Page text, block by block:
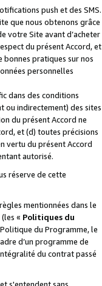
push et des SMS.
que nous obtenons grâce
votre Site avant d’acheter
du présent Accord, et
pratiques sur nos
personnelles
dans des conditions
ou indirectement) des sites
du présent Accord ne
et (d) toutes précisions
vertu du présent Accord
autorisé.
réserve de cette
mentionnées dans le
« Politiques du
du Programme, le
d’un programme de
du contrat passé